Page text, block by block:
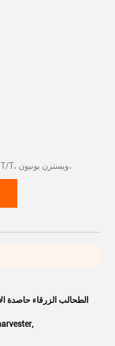
شروط الدفع: خطاب الاعتماد، D/A، D/P، T/T، ويسترن يونيون،
الطحالب الزرقاء
,